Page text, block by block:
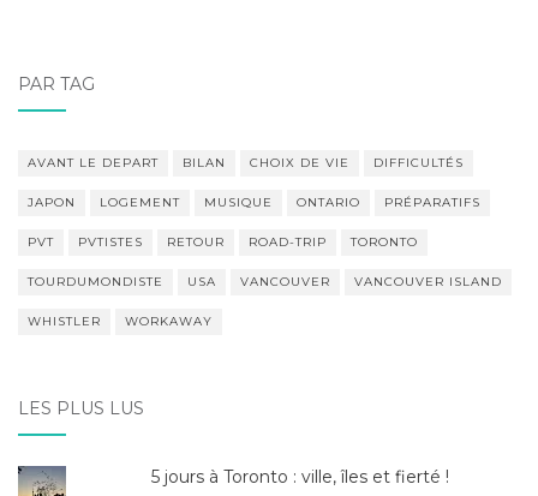
PAR TAG
AVANT LE DEPART BILAN CHOIX DE VIE DIFFICULTÉS
JAPON LOGEMENT MUSIQUE ONTARIO PRÉPARATIFS
PVT PVTISTES RETOUR ROAD-TRIP TORONTO
TOURDUMONDISTE USA VANCOUVER VANCOUVER ISLAND
WHISTLER WORKAWAY
LES PLUS LUS
5 jours à Toronto : ville, îles et fierté !